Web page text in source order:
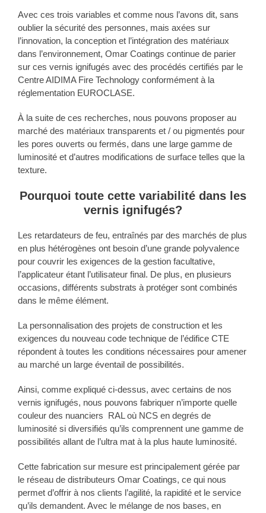
Avec ces trois variables et comme nous l’avons dit, sans
oublier la sécurité des personnes, mais axées sur
l’innovation, la conception et l’intégration des matériaux
dans l’environnement, Omar Coatings continue de parier
sur ces vernis ignifugés avec des procédés certifiés par le
Centre AIDIMA Fire Technology conformément à la
réglementation EUROCLASE.
À la suite de ces recherches, nous pouvons proposer au
marché des matériaux transparents et / ou pigmentés pour
les pores ouverts ou fermés, dans une large gamme de
luminosité et d’autres modifications de surface telles que la
texture.
Pourquoi toute cette variabilité dans les
vernis ignifugés?
Les retardateurs de feu, entraînés par des marchés de plus
en plus hétérogènes ont besoin d’une grande polyvalence
pour couvrir les exigences de la gestion facultative,
l’applicateur étant l’utilisateur final. De plus, en plusieurs
occasions, différents substrats à protéger sont combinés
dans le même élément.
La personnalisation des projets de construction et les
exigences du nouveau code technique de l’édifice CTE
répondent à toutes les conditions nécessaires pour amener
au marché un large éventail de possibilités.
Ainsi, comme expliqué ci-dessus, avec certains de nos
vernis ignifugés, nous pouvons fabriquer n’importe quelle
couleur des nuanciers RAL où NCS en degrés de
luminosité si diversifiés qu’ils comprennent une gamme de
possibilités allant de l’ultra mat à la plus haute luminosité.
Cette fabrication sur mesure est principalement gérée par
le réseau de distributeurs Omar Coatings, ce qui nous
permet d’offrir à nos clients l’agilité, la rapidité et le service
qu’ils demandent. Avec le mélange de nos bases, en